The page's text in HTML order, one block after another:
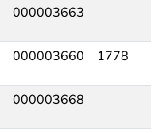
000003663
000003660 1778
000003668